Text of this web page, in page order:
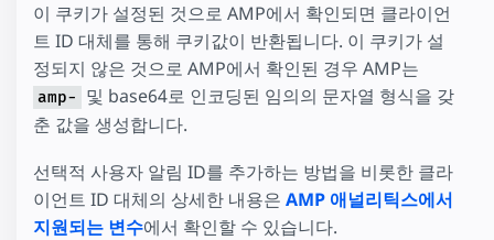
이 쿠키가 설정된 것으로 AMP에서 확인되면 클라이언
트 ID 대체를 통해 쿠키값이 반환됩니다. 이 쿠키가 설
정되지 않은 것으로 AMP에서 확인된 경우 AMP는
amp-
및 base64로 인코딩된 임의의 문자열 형식을 갖
춘 값을 생성합니다.
선택적 사용자 알림 ID를 추가하는 방법을 비롯한 클라
이언트 ID 대체의 상세한 내용은 AMP 애널리틱스에서
지원되는 변수에서 확인할 수 있습니다.